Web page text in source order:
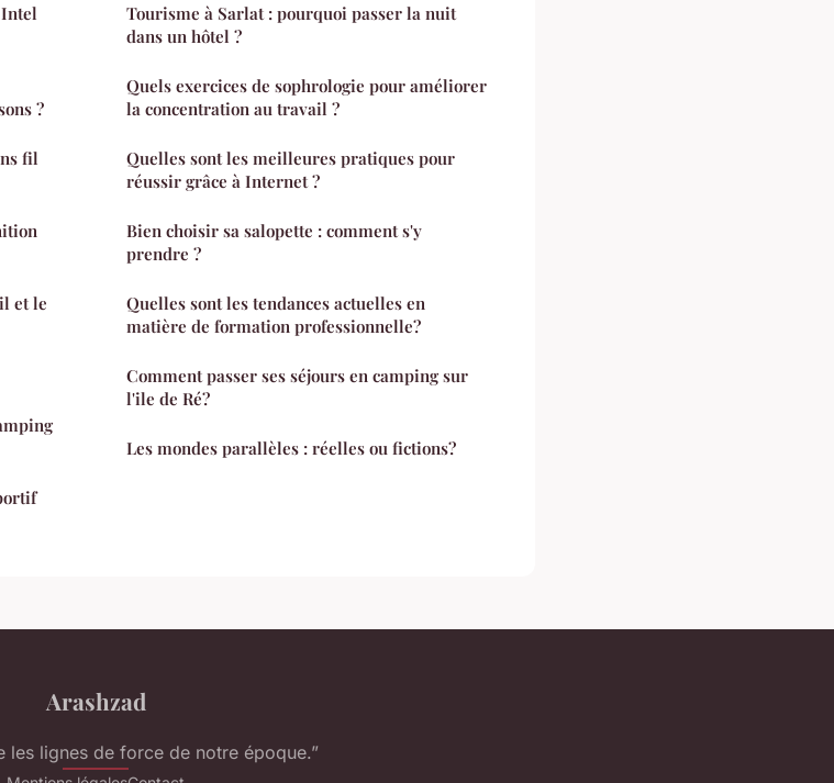
?
fil
et le
Tourisme à Sarlat : pourquoi passer la nuit
dans un hôtel ?
Quels exercices de sophrologie pour améliorer
la concentration au travail ?
Quelles sont les meilleures pratiques pour
réussir grâce à Internet ?
Bien choisir sa salopette : comment s'y
prendre ?
Quelles sont les tendances actuelles en
matière de formation professionnelle?
Comment passer ses séjours en camping sur
l'ile de Ré?
Les mondes parallèles : réelles ou fictions?
Arashzad
les lignes de force de notre époque.”